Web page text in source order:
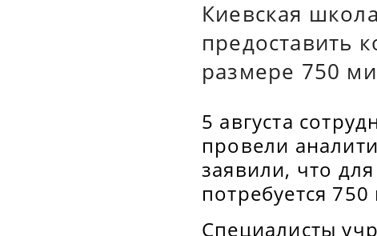
Киевская
предоставить
размере 750
5 августа
провели
заявили, что
потребуется
Специалисты